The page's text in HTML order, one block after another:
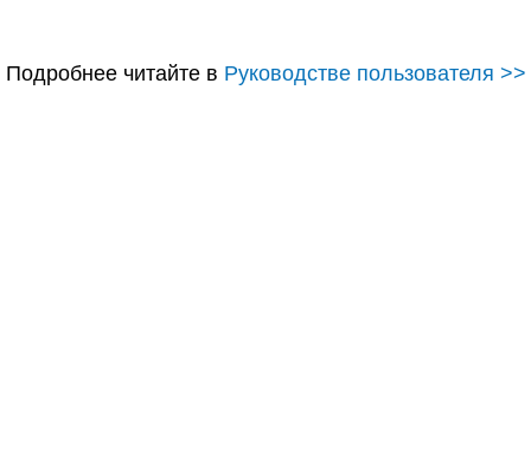
Подробнее читайте в Руководстве пользователя >>